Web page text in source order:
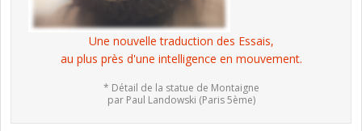
Une nouvelle traduction des Essais,
au plus près d'une intelligence en mouvement.
* Détail de la statue de Montaigne
par Paul Landowski (Paris 5ème)